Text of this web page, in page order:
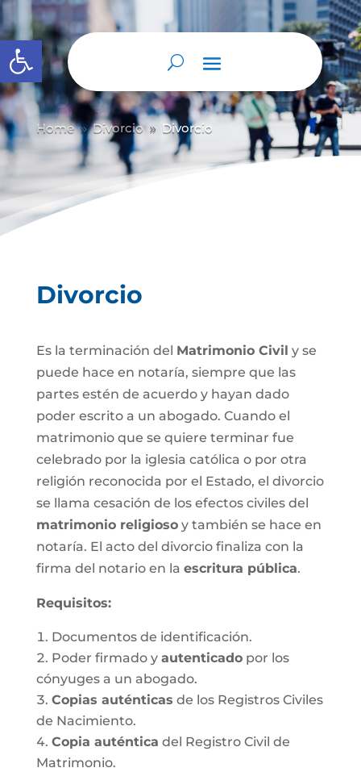
Abrir barra de herramientas
Home 9 Divorcio 9 Divorcio
Divorcio
Es la terminación del Matrimonio Civil y se
puede hace en notaría, siempre que las
partes estén de acuerdo y hayan dado
poder escrito a un abogado. Cuando el
matrimonio que se quiere terminar fue
celebrado por la iglesia católica o por otra
religión reconocida por el Estado, el divorcio
se llama cesación de los efectos civiles del
matrimonio religiosoy también se hace en
notaría. El acto del divorcio finaliza con la
firma del notario en la escritura pública.
Requisitos:
Documentos de identificación.
Poder firmado y autenticadopor los
cónyuges a un abogado.
Copias auténticas de los Registros Civiles
de Nacimiento.
Copia auténtica del Registro Civil de
Matrimonio.